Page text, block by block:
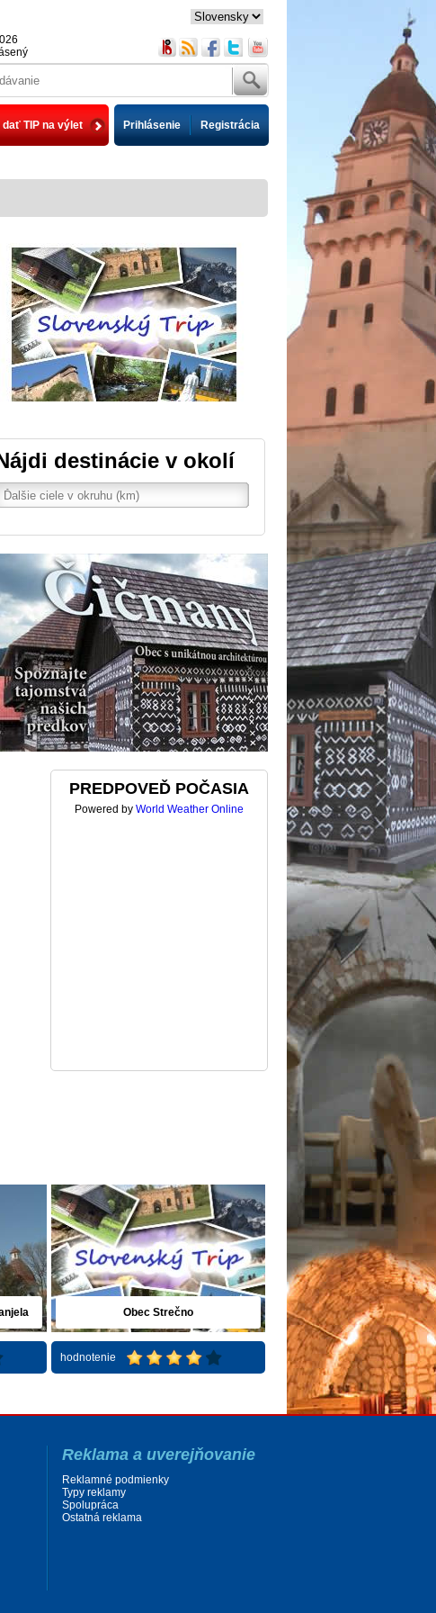
dať TIP na výlet Prihlásenie Registrácia
destinácie v okolí
PREDPOVEĎ POČASIA
Powered by World Weather Online
Obec Strečno
hodnotenie
Reklama a uverejňovanie
Reklamné podmienky
Typy reklamy
Spolupráca
Ostatná reklama